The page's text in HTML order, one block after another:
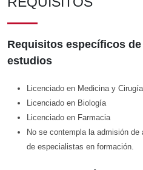
Requisitos específicos
estudios
Licenciado en Medicina y
Licenciado en Biología
Licenciado en Farmacia
No se contempla la admisión
de especialistas en formación.